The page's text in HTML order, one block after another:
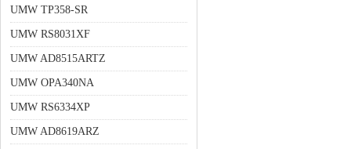
UMW TP358-SR
UMW RS8031XF
UMW AD8515ARTZ
UMW OPA340NA
UMW RS6334XP
UMW AD8619ARZ